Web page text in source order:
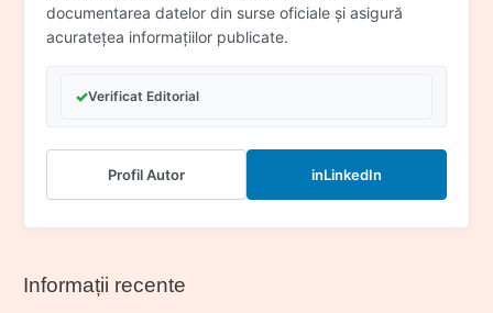
documentarea datelor din surse oficiale și asigură
acuratețea informațiilor publicate.
✓Verificat Editorial
Profil Autor inLinkedIn
Informații recente